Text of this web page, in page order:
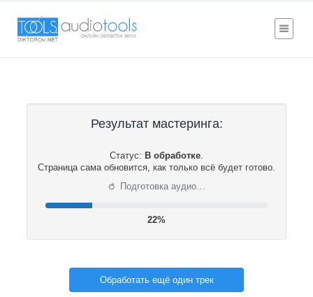
Результат мастеринга:
Статус: В обработке.
Страница сама обновится, как только всё будет готово.
⟳ Подготовка аудио…
22%
Обработать ещё один трек